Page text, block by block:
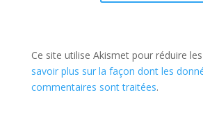
Ce site utilise Akismet pour réduire
savoir plus sur la façon dont les
commentaires sont traitées.